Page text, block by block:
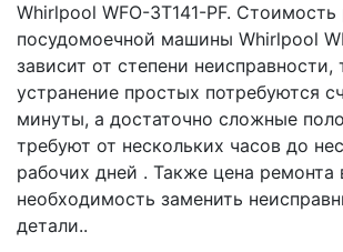
Whirlpool WFO-3T141-PF. Стоимость
посудомоечной машины Whirlpool
зависит от степени неисправности,
устранение простых потребуются
минуты, а достаточно сложные
требуют от нескольких часов до
рабочих дней . Также цена ремонта
необходимость заменить
детали..